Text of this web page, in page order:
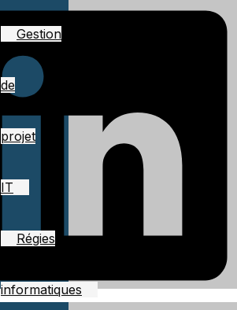
Gestion
de
projet
IT
Régies
informatiques